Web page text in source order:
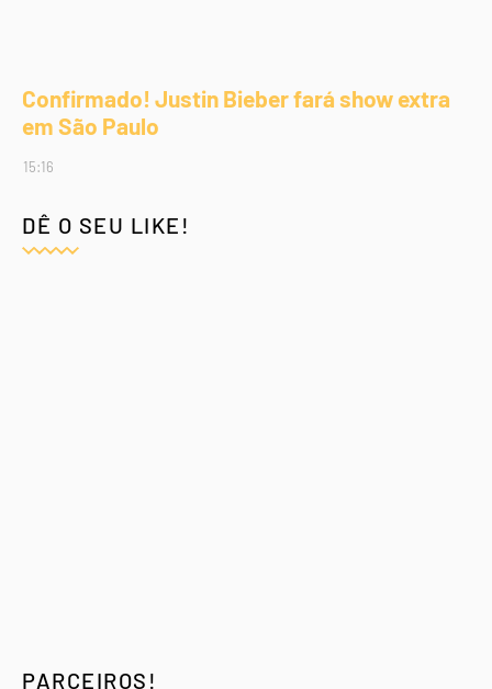
Confirmado! Justin Bieber fará show extra
em São Paulo
15:16
DÊ O SEU LIKE!
PARCEIROS!